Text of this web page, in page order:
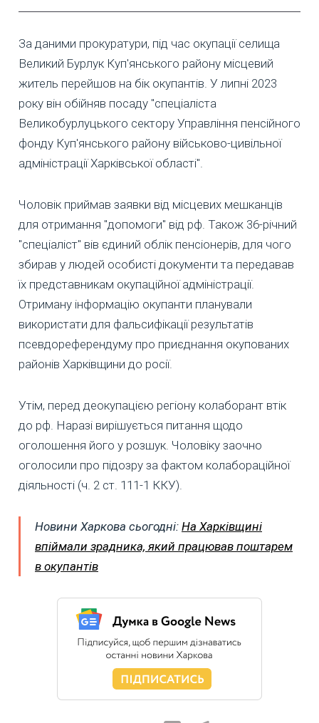
За даними прокуратури, під час окупації селища
Великий Бурлук Куп'янського району місцевий
житель перейшов на бік окупантів. У липні 2023
року він обійняв посаду "спеціаліста
Великобурлуцького сектору Управління пенсійного
фонду Куп'янського району військово-цивільної
адміністрації Харківської області".
Чоловік приймав заявки від місцевих мешканців
для отримання "допомоги" від рф. Також 36-річний
"спеціаліст" вів єдиний облік пенсіонерів, для чого
збирав у людей особисті документи та передавав
їх представникам окупаційної адміністрації.
Отриману інформацію окупанти планували
використати для фальсифікації результатів
псевдореферендуму про приєднання окупованих
районів Харківщини до росії.
Утім, перед деокупацією регіону колаборант втік
до рф. Наразі вирішується питання щодо
оголошення його у розшук. Чоловіку заочно
оголосили про підозру за фактом колабораційної
діяльності (ч. 2 ст. 111-1 ККУ).
Новини Харкова сьогодні: На Харківщині
впіймали зрадника, який працював поштарем
в окупантів